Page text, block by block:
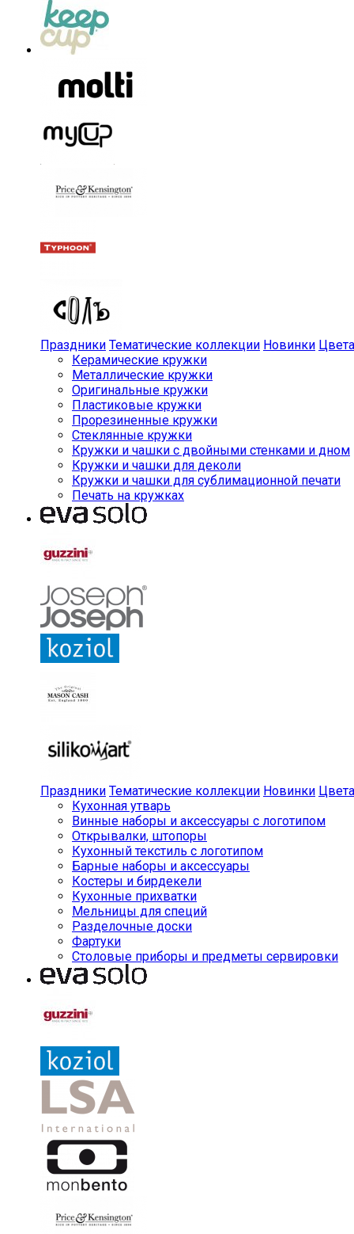
Праздники Тематические коллекции Новинки Цвета
Керамические кружки
Металлические кружки
Оригинальные кружки
Пластиковые кружки
Прорезиненные кружки
Стеклянные кружки
Кружки и чашки с двойными стенками и дном
Кружки и чашки для деколи
Кружки и чашки для сублимационной печати
Печать на кружках
Праздники Тематические коллекции Новинки Цвета
Кухонная утварь
Винные наборы и аксессуары с логотипом
Открывалки, штопоры
Кухонный текстиль с логотипом
Барные наборы и аксессуары
Костеры и бирдекели
Кухонные прихватки
Мельницы для специй
Разделочные доски
Фартуки
Столовые приборы и предметы сервировки